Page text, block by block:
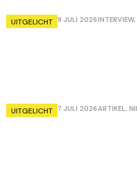
UITGELICHT 9 JULI 2026INTERVIEW,
UITGELICHT 7 JULI 2026 ARTIKEL ,